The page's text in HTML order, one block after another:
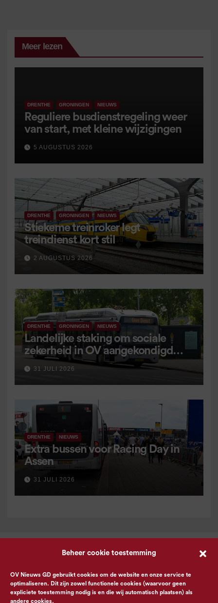
Beheer cookie toestemming
OV Nieuws GD gebruikt cookies om de website en onze service te
optimaliseren. Dit zijn zowel functionele cookies (waarvoor geen
expliciete toestemming nodig is en die wij automatisch plaatsen) als
andere cookies.
Meer lezen
DRENTHE GRONINGEN NIEUWS
Reguliere busdienstregeling weer
van start, met kleine wijzigingen
5 AUGUSTUS 2026
DRENTHE GRONINGEN NIEUWS
Stiekeme treinroker legt
treindienst kort stil
2 AUGUSTUS 2026
DRENTHE GRONINGEN NIEUWS
Landelijke staking om sociale
zekerheid in OV aangekondigd
voor 9 september
31 JULI 2026
DRENTHE NIEUWS
Extra bussen voor Racing Day in
Assen
31 JULI 2026